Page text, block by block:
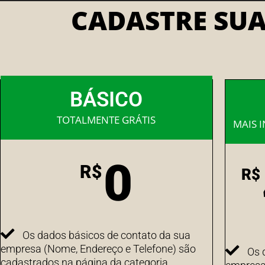
CADASTRE
BÁSICO
TOTALMENTE GRÁTIS
R$0
Os dados básicos de contato da sua
empresa (Nome, Endereço e Telefone) são
cadastrados na página da categoria
MAIS
R$
Os